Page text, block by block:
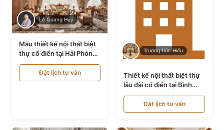
Lê Quang Huy
Mẫu thiết kế nội thất biệt
thự cổ điển tại Hải Phòng
NT24535
Đặt lịch tư vấn
Trương Đức Hiếu
Thiết kế nội thất biệt thự
lâu đài cổ điển tại Bình
Thuận NT21128
Đặt lịch tư vấn